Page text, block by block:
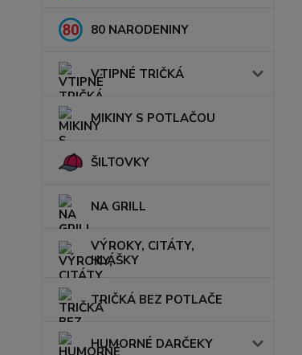
80 NARODENINY
VTIPNÉ TRIČKÁ
MIKINY S POTLAČOU
ŠILTOVKY
NA GRILL
VÝROKY, CITÁTY,
HLÁŠKY
TRIČKÁ BEZ POTLAČE
HUMORNÉ DARČEKY